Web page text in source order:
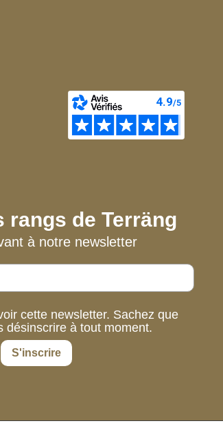
rangs de Terräng
à notre newsletter
cette newsletter. Sachez que
désinscrire à tout moment.
S'inscrire